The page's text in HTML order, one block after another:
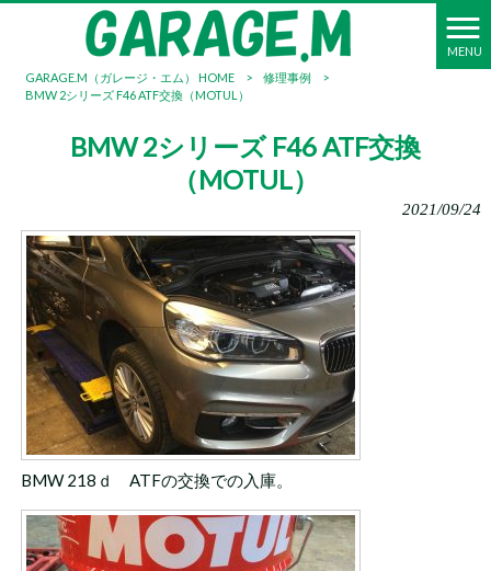
MENU
GARAGE.M（ガレージ・エム） HOME
> 修理事例
>
BMW 2シリーズ F46 ATF交換（MOTUL）
BMW 2シリーズ F46 ATF交換
（MOTUL）
2021/09/24
BMW 218ｄ ATFの交換での入庫。